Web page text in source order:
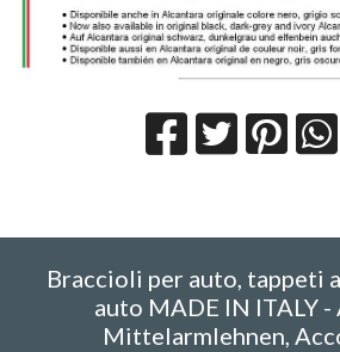
Braccioli per auto, tappeti
auto MADE IN ITALY -
Mittelarmlehnen,